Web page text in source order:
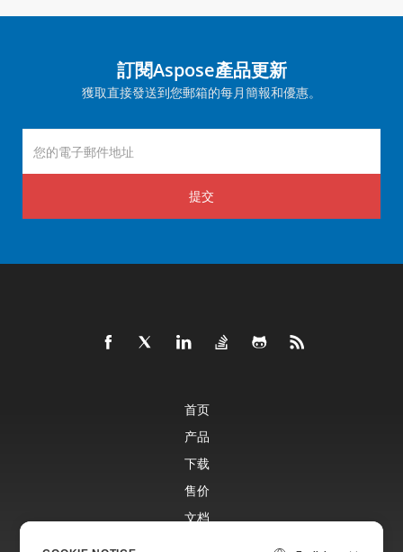
訂閱Aspose產品更新
獲取直接發送到您郵箱的每月簡報和優惠。
提交
首页
产品
下载
售价
文档